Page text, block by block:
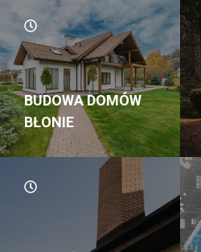
BUDOWA DOMÓW
BŁONIE